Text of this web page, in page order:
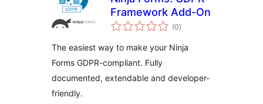
Framework Add-On
(0загальний
рейтинг
)
The easiest way to make your Ninja
Forms GDPR-compliant. Fully
documented, extendable and developer-
friendly.